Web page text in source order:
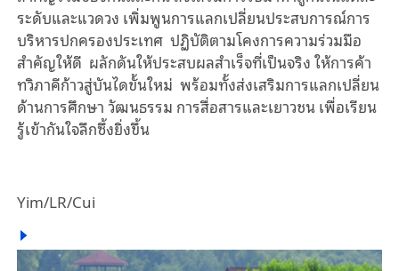
ระดับและแวดวง เพิ่มพูนการแลกเปลี่ยนประสบการณ์การ
บริหารปกครองประเทศ ปฏิบัติตามโคงการความร่วมมือ
สำคัญให้ดี ผลักดันให้ประสบผลสำเร็จที่เป็นจริง ให้การค้า
ทวิภาคีก้าวสู่บันไดขั้นใหม่ พร้อมทั้งส่งเสริมการแลกเปลี่ยน
ด้านการศึกษา วัฒนธรรม การสื่อสารและเยาวชน เพื่อเรียน
รู้เข้ากันใจลึกซึ้งยิ่งขึ้น
Yim/LR/Cui